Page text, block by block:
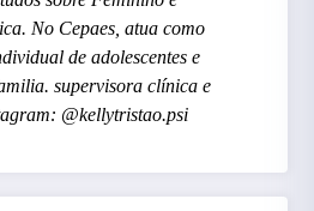
No Cepaes, atua como
de adolescentes e
supervisora clínica e
@kellytristao.psi